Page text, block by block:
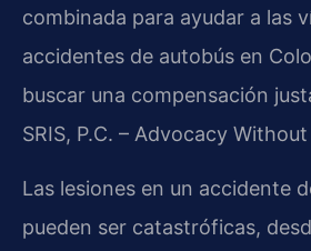
combinada para ayudar a las
accidentes de autobús en
buscar una compensación
SRIS, P.C. – Advocacy
Las lesiones en un accidente
pueden ser catastróficas,